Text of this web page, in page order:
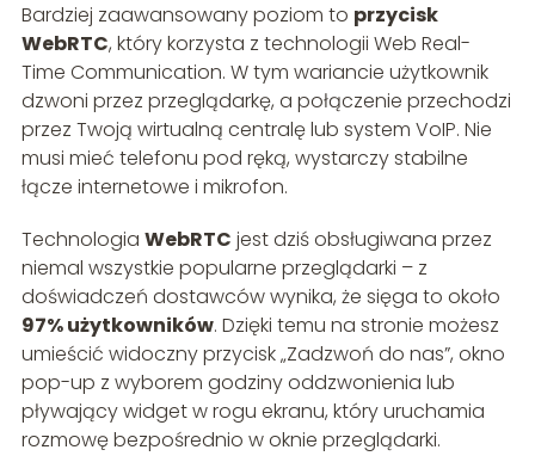
Bardziej zaawansowany poziom to przycisk
WebRTC, który korzysta z technologii Web Real-
Time Communication. W tym wariancie użytkownik
dzwoni przez przeglądarkę, a połączenie przechodzi
przez Twoją wirtualną centralę lub system VoIP. Nie
musi mieć telefonu pod ręką, wystarczy stabilne
łącze internetowe i mikrofon.
Technologia WebRTC jest dziś obsługiwana przez
niemal wszystkie popularne przeglądarki – z
doświadczeń dostawców wynika, że sięga to około
97% użytkowników. Dzięki temu na stronie możesz
umieścić widoczny przycisk „Zadzwoń do nas”, okno
pop-up z wyborem godziny oddzwonienia lub
pływający widget w rogu ekranu, który uruchamia
rozmowę bezpośrednio w oknie przeglądarki.